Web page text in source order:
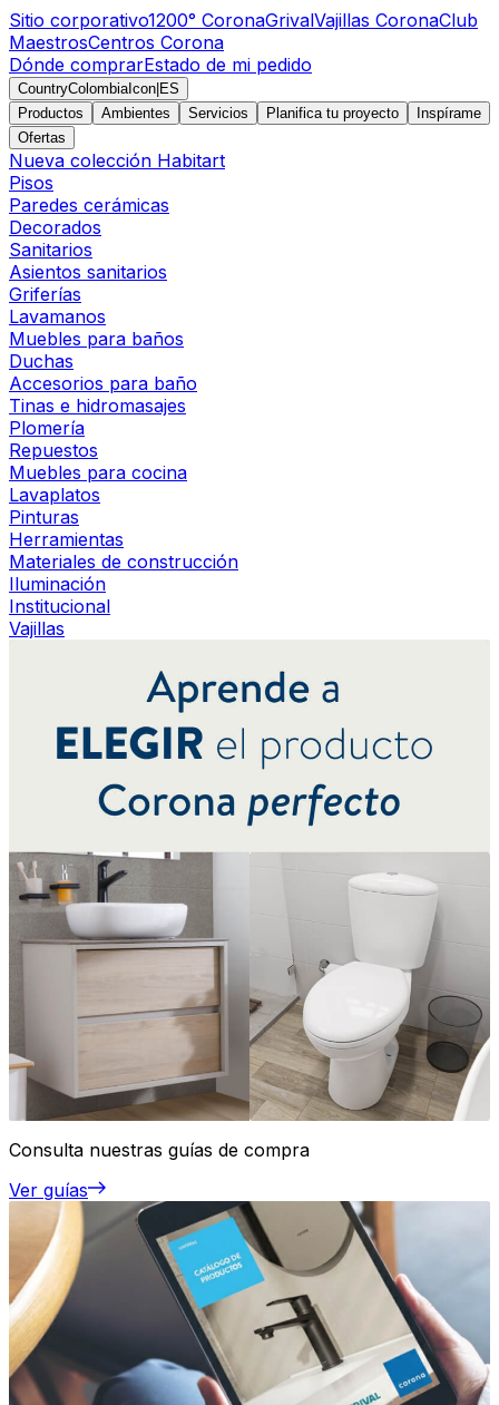
Sitio corporativo1200° CoronaGrivalVajillas CoronaClub
MaestrosCentros Corona
Dónde comprarEstado de mi pedido
CountryColombiaIcon ES
Productos
Ambientes Servicios Planifica tu proyecto
Inspírame
Ofertas
Nueva colección Habitart
Pisos
Paredes cerámicas
Decorados
Sanitarios
Asientos sanitarios
Griferías
Lavamanos
Muebles para baños
Duchas
Accesorios para baño
Tinas e hidromasajes
Plomería
Repuestos
Muebles para cocina
Lavaplatos
Pinturas
Herramientas
Materiales de construcción
Iluminación
Institucional
Vajillas
Consulta nuestras guías de compra
Ver guías